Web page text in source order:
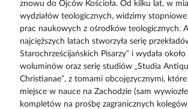
znowu do Ojców Kościoła. Od kilku lat, w
wydziałów teologicznych, widzimy stopniowe
prac naukowych z ośrodków teologicznych.
najcięższych latach stworzyła serię
Starochrześcijańskich Pisarzy” i wydała
woluminów oraz serię studiów „Studia
Christianae”, z tomami obcojęzycznymi, które
miejsce w nauce na Zachodzie (sam
kompletów na prośbę zagranicznych